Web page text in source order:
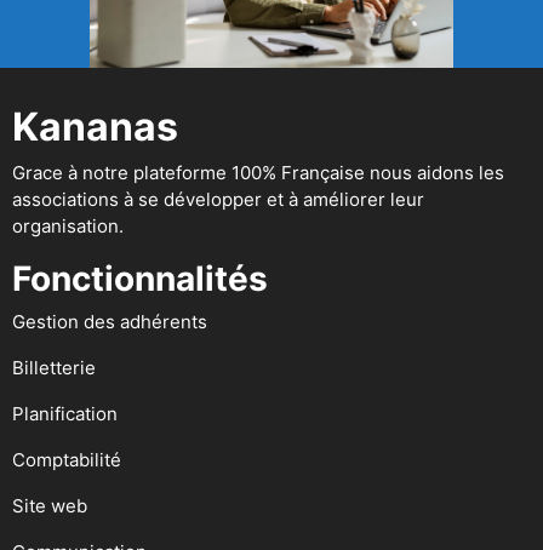
Kananas
Grace à notre plateforme 100% Française nous aidons les
associations à se développer et à améliorer leur
organisation.
Fonctionnalités
Gestion des adhérents
Billetterie
Planification
Comptabilité
Site web